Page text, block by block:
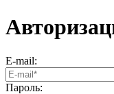
E-mail:
Пароль: